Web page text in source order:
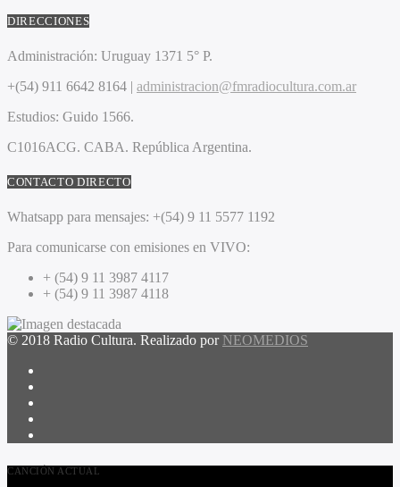
DIRECCIONES
Administración: Uruguay 1371 5° P.
+(54) 911 6642 8164 | administracion@fmradiocultura.com.ar
Estudios: Guido 1566.
C1016ACG. CABA. República Argentina.
CONTACTO DIRECTO
Whatsapp para mensajes: +(54) 9 11 5577 1192
Para comunicarse con emisiones en VIVO:
+ (54) 9 11 3987 4117
+ (54) 9 11 3987 4118
© 2018 Radio Cultura. Realizado por NEOMEDIOS
CANCIÓN ACTUAL